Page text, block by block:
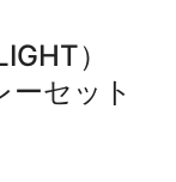
）
ーセット